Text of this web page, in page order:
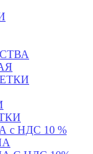
с НДС 10 %